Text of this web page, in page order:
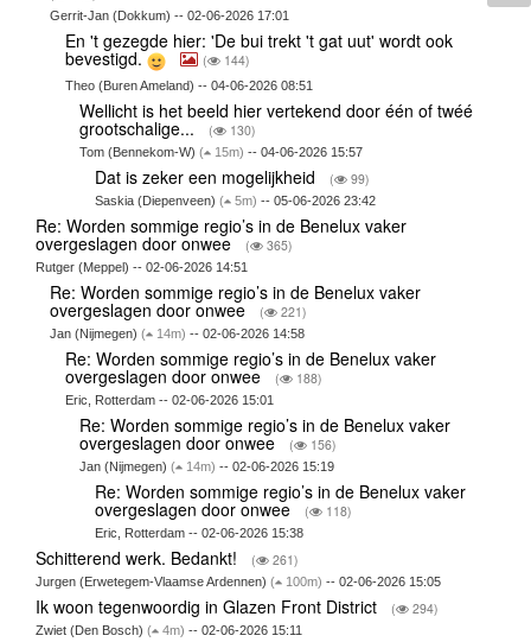
Gerrit-Jan (Dokkum) -- 02-06-2026 17:01
En 't gezegde hier: 'De bui trekt 't gat uut' wordt ook
bevestigd. ( 144)
Theo (Buren Ameland) -- 04-06-2026 08:51
Wellicht is het beeld hier vertekend door één of twéé
grootschalige... ( 130)
Tom (Bennekom-W)( 15m) -- 04-06-2026 15:57
Dat is zeker een mogelijkheid ( 99)
Saskia (Diepenveen) ( 5m) -- 05-06-2026 23:42
Re: Worden sommige regio’s in de Benelux vaker
overgeslagen door onwee ( 365)
Rutger (Meppel) -- 02-06-2026 14:51
Re: Worden sommige regio’s in de Benelux vaker
overgeslagen door onwee ( 221)
Jan (Nijmegen)( 14m) -- 02-06-2026 14:58
Re: Worden sommige regio’s in de Benelux vaker
overgeslagen door onwee ( 188)
Eric, Rotterdam -- 02-06-2026 15:01
Re: Worden sommige regio’s in de Benelux vaker
overgeslagen door onwee ( 156)
Jan (Nijmegen)( 14m) -- 02-06-2026 15:19
Re: Worden sommige regio’s in de Benelux vaker
overgeslagen door onwee ( 118)
Eric, Rotterdam -- 02-06-2026 15:38
Schitterend werk. Bedankt! ( 261)
Jurgen (Erwetegem-Vlaamse Ardennen) ( 100m) -- 02-06-2026 15:05
Ik woon tegenwoordig in Glazen Front District ( 294)
Zwiet (Den Bosch) ( 4m) -- 02-06-2026 15:11